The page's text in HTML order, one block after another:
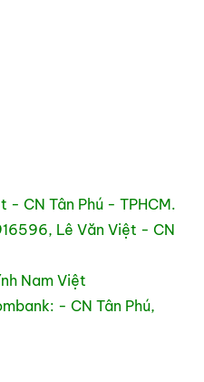
CN Tân Phú - TPHCM.
Lê Văn Việt - CN
Nam Việt
- CN Tân Phú,